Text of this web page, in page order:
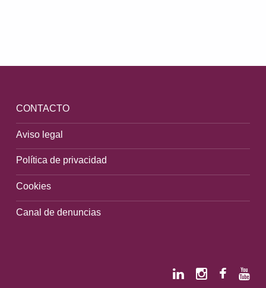
CONTACTO
Aviso legal
Política de privacidad
Cookies
Canal de denuncias